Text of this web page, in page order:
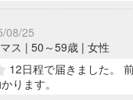
08/25
マス | 50～59歳 | 女性
12日程で届きました。
ります。